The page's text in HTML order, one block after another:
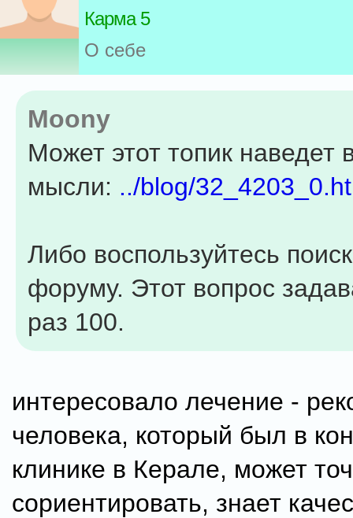
Карма 5
О себе
Moony
Может этот топик наведет
мысли: ../blog/
Либо воспользуйтесь
форуму. Этот вопрос
раз 100.
интересовало лечение -
человека, который был в
клинике в Керале, может
сориентировать, знает